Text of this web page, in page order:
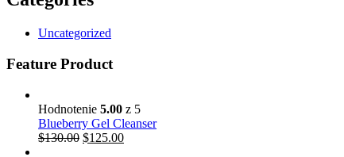
Uncategorized
Feature Product
Hodnotenie 5.00 z 5
Blueberry Gel Cleanser
$130.00 Pôvodná
$125.00Aktuálna